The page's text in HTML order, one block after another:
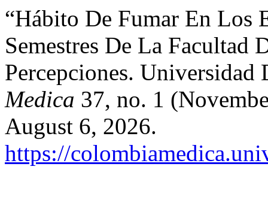
“Hábito De Fumar En Los
Semestres De La Facultad
Percepciones.
Medica 37, no. 1
August 6, 2026.
https://